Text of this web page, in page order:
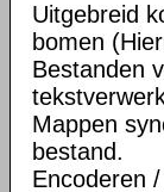
Uitgebreid
bomen
Bestanden
Mappen
bestand.
Encoderen